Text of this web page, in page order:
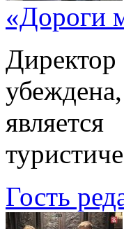
«Дороги
Гость